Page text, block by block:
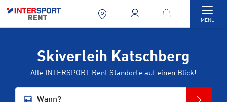
MENU
Skiverleih Katschberg
Alle INTERSPORT Rent Standorte auf einen Blick!
Wann?